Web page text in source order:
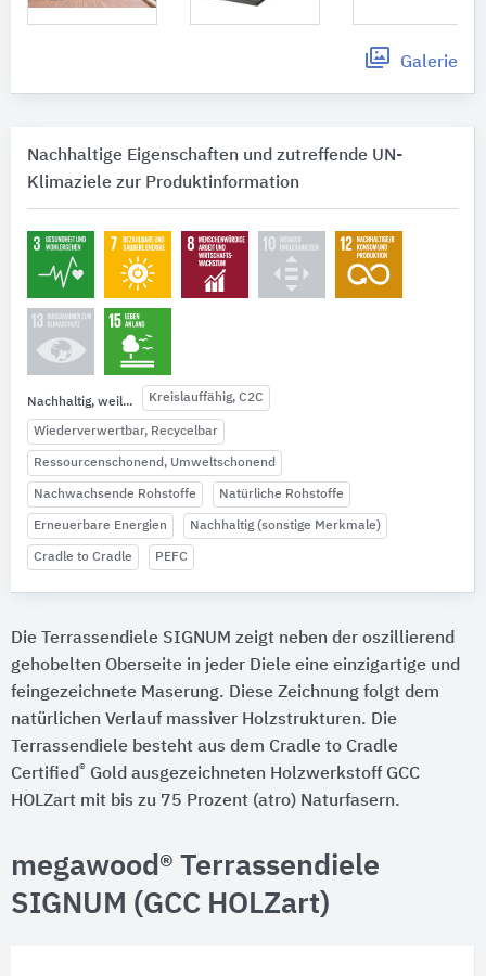
Galerie
Nachhaltige Eigenschaften und zutreffende UN-
Klimaziele zur Produktinformation
Nachhaltig, weil... Kreislauffähig, C2C
Wiederverwertbar, Recycelbar
Ressourcenschonend, Umweltschonend
Nachwachsende Rohstoffe Natürliche Rohstoffe
Erneuerbare Energien Nachhaltig (sonstige Merkmale)
Cradle to Cradle PEFC
Die Terrassendiele SIGNUM zeigt neben der oszillierend
gehobelten Oberseite in jeder Diele eine einzigartige und
feingezeichnete Maserung. Diese Zeichnung folgt dem
natürlichen Verlauf massiver Holzstrukturen. Die
Terrassendiele besteht aus dem Cradle to Cradle
Certified® Gold ausgezeichneten Holzwerkstoff GCC
HOLZart mit bis zu 75 Prozent (atro) Naturfasern.
megawood® Terrassendiele
SIGNUM (GCC HOLZart)